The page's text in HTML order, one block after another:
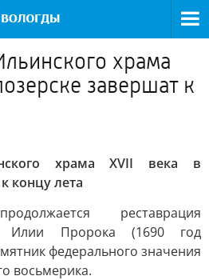
храма
завершат к
храма XVII века в
концу лета
реставрация
Илии Пророка (1690 год
федерального значения
восьмерика.